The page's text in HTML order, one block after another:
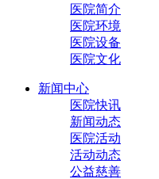
医院简介
医院环境
医院设备
医院文化
新闻中心
医院快讯
新闻动态
医院活动
活动动态
公益慈善